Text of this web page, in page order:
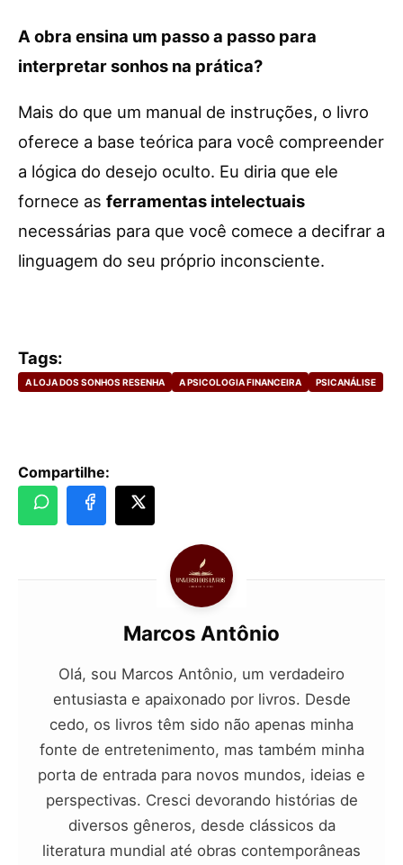
A obra ensina um passo a passo para
interpretar sonhos na prática?
Mais do que um manual de instruções, o livro
oferece a base teórica para você compreender
a lógica do desejo oculto. Eu diria que ele
fornece as ferramentas intelectuais
necessárias para que você comece a decifrar a
linguagem do seu próprio inconsciente.
Tags:
A LOJA DOS SONHOS RESENHA A PSICOLOGIA FINANCEIRA PSICANÁLISE
Compartilhe:
Marcos Antônio
Olá, sou Marcos Antônio, um verdadeiro
entusiasta e apaixonado por livros. Desde
cedo, os livros têm sido não apenas minha
fonte de entretenimento, mas também minha
porta de entrada para novos mundos, ideias e
perspectivas. Cresci devorando histórias de
diversos gêneros, desde clássicos da
literatura mundial até obras contemporâneas